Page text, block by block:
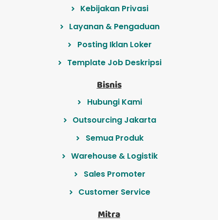
Kebijakan Privasi
Layanan & Pengaduan
Posting Iklan Loker
Template Job Deskripsi
Bisnis
Hubungi Kami
Outsourcing Jakarta
Semua Produk
Warehouse & Logistik
Sales Promoter
Customer Service
Mitra